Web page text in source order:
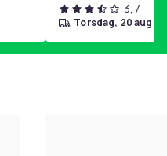
3,7
torsdag, 20 aug.